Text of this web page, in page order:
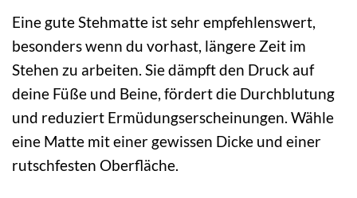
Eine gute Stehmatte ist sehr empfehlenswert,
besonders wenn du vorhast, längere Zeit im
Stehen zu arbeiten. Sie dämpft den Druck auf
deine Füße und Beine, fördert die Durchblutung
und reduziert Ermüdungserscheinungen. Wähle
eine Matte mit einer gewissen Dicke und einer
rutschfesten Oberfläche.